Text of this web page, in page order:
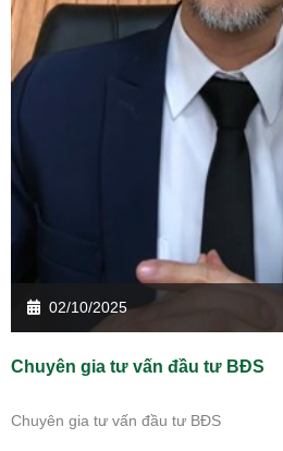
02/10/2025
Chuyên gia tư vấn đầu tư BĐS
Chuyên gia tư vấn đầu tư BĐS